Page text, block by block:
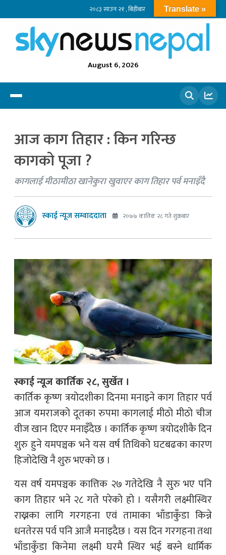
२०८३ साउन २१ , बिहीबार
August 6, 2026
आज काग तिहार : किन गरिन्छ
कागको पूजा ?
कागलाई मीठामीठा खानेकुरा खुवाएर काग तिहार पर्व मनाइँदै
स्काई न्यूज सम्वाददाता २०७७ कात्तिक २८ गते शुक्रबार
स्काई न्यूज कार्तिक २८, सुर्खेत ।
कार्तिक कृष्ण त्रयोदशीका दिनमा मनाइने काग तिहार पर्व
आज यमराजको दूतका रुपमा कागलाई मीठो मीठो चीज
वीज खान दिएर मनाइँदैछ । कार्तिक कृष्ण त्रयोदशीकै दिन
शुरु हुने यमपञ्चक भने यस वर्ष तिथिको घटबढका कारण
हिजोदेखि नै शुरु भएको छ ।
यस वर्ष यमपञ्चक कात्तिक २७ गतेदेखि नै सुरु भए पनि
काग तिहार भने २८ गते परेको हो । यसैगरी लक्ष्मीस्थिर
राख्नका लागि गरगहना एवं तामाका भाँडाकुँडा किन्ने
धनतेरस पर्व पनि आजै मनाइदैछ । यस दिन गरगहना तथा
भाँडाकुँडा किनेमा लक्ष्मी घरमै स्थिर भई बस्ने धार्मिक
Translate »